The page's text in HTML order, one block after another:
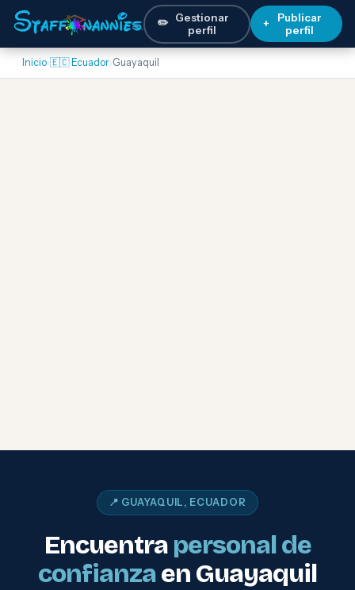
✏️ Gestionar
perfil
+
Publicar
perfil
Inicio›🇪🇨 Ecuador›Guayaquil
📍 GUAYAQUIL, ECUADOR
Encuentra personal de
confianzaen Guayaquil